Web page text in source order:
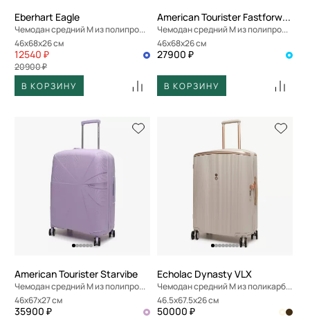
Eberhart Eagle
Чемодан средний M из полипропилена
46x68x26 см
12540 ₽
20900 ₽
В КОРЗИНУ
American Tourister Fastforward
Чемодан средний M из полипропилена
46x68x26 см
27900 ₽
В КОРЗИНУ
American Tourister Starvibe
Чемодан средний M из полипропилена
46x67x27 см
35900 ₽
Echolac Dynasty VLX
Чемодан средний M из поликарбоната
46.5x67.5x26 см
50000 ₽